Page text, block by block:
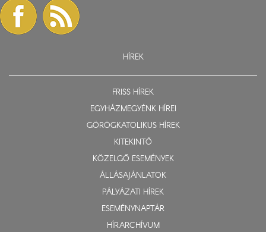
HÍREK
FRISS HÍREK
EGYHÁZMEGYÉNK HÍREI
GÖRÖGKATOLIKUS HÍREK
KITEKINTŐ
KÖZELGŐ ESEMÉNYEK
ÁLLÁSAJÁNLATOK
PÁLYÁZATI HÍREK
ESEMÉNYNAPTÁR
HÍRARCHÍVUM